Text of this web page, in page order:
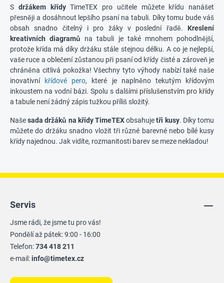
S držákem křídyTimeTEX pro učitele můžete křídu nanášet
přesněji a dosáhnout lepšího psaní na tabuli. Díky tomu bude váš
obsah snadno čitelný i pro žáky v poslední řadě. Kreslení
kreativních diagramů na tabuli je také mnohem pohodlnější,
protože křída má díky držáku stále stejnou délku. A co je nejlepší,
vaše ruce a oblečení zůstanou při psaní od křídy čisté a zároveň je
chráněna citlivá pokožka! Všechny tyto výhody nabízí také naše
inovativní
křídové pero, které je naplněno tekutým křídovým
inkoustem na vodní bázi. Spolu s dalšími příslušenstvím pro křídy
a tabule není žádný zápis tužkou příliš složitý.
Našesada držáků na křídy TimeTEXobsahujetři kusy. Díky tomu
můžete do držáku snadno vložit tři různé barevné nebo bílé kusy
křídy najednou. Jak vidíte, rozmanitosti barev se meze nekladou!
Servis
Jsme rádi, že jsme tu pro vás!
Pondělí až pátek: 9:00 - 16:00
Telefon:734 418 211
e-mail:info@timetex.cz